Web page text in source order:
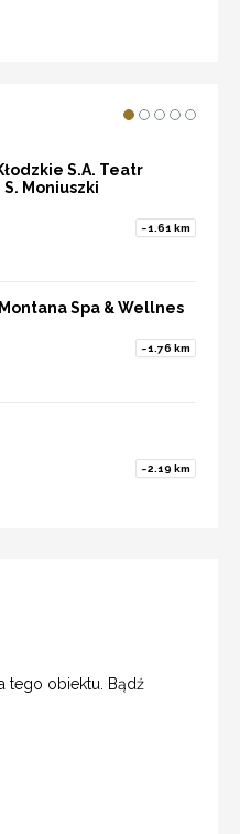
S.A. Teatr
Moniuszki
~1.61 km
Spa & Wellnes
~1.76 km
~2.19 km
tego obiektu. Bądź